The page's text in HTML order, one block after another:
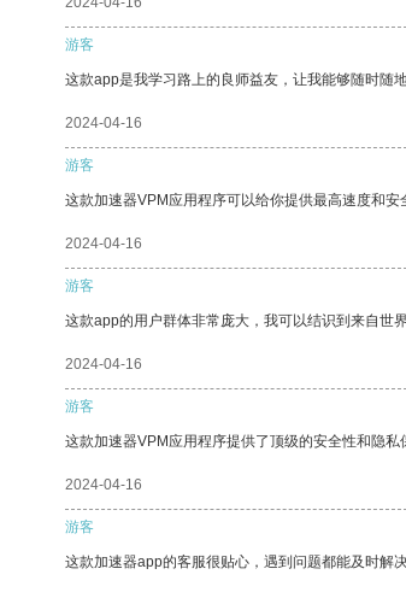
游客
这款app是我学习路上的良师益友，让我能够随时随
2024-04-16
游客
这款加速器VPM应用程序可以给你提供最高速度和安
2024-04-16
游客
这款app的用户群体非常庞大，我可以结识到来自世界
2024-04-16
游客
这款加速器VPM应用程序提供了顶级的安全性和隐私
2024-04-16
游客
这款加速器app的客服很贴心，遇到问题都能及时解